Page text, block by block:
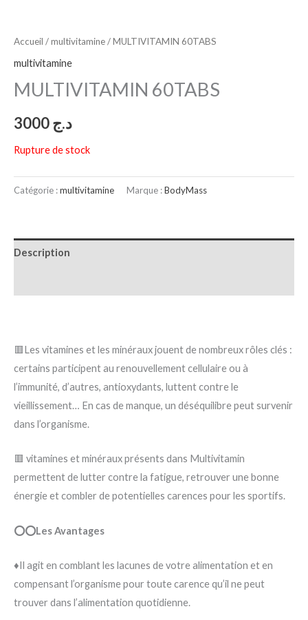
Accueil /multivitamine/ MULTIVITAMIN 60TABS
multivitamine
MULTIVITAMIN 60TABS
د.ج
Rupture de stock
Catégorie :multivitamine Marque :BodyMass
Description
🟥Les vitamines et les minéraux jouent de nombreux rôles clés :
certains participent au renouvellement cellulaire ou à
l’immunité, d’autres, antioxydants, luttent contre le
vieillissement… En cas de manque, un déséquilibre peut survenir
dans l’organisme.
🟥 vitamines et minéraux présents dans Multivitamin
permettent de lutter contre la fatigue, retrouver une bonne
énergie et combler de potentielles carences pour les sportifs.
⭕⭕Les Avantages
♦️Il agit en comblant les lacunes de votre alimentation et en
compensant l’organisme pour toute carence qu’il ne peut
trouver dans l’alimentation quotidienne.